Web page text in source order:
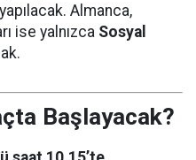
Almanca,
ise yalnızca Sosyal
Başlayacak?